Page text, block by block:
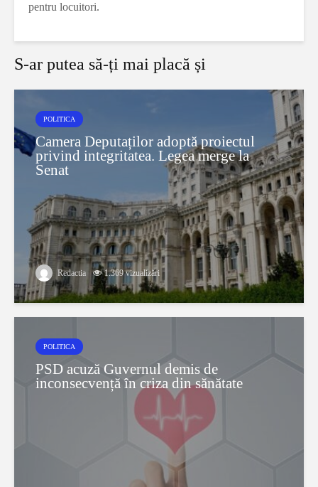
pentru locuitori.
S-ar putea să-ți mai placă și
POLITICA
Camera Deputaților adoptă proiectul
privind integritatea. Legea merge la
Senat
Redactia 1.369 vizualizări
POLITICA
PSD acuză Guvernul demis de
inconsecvență în criza din sănătate